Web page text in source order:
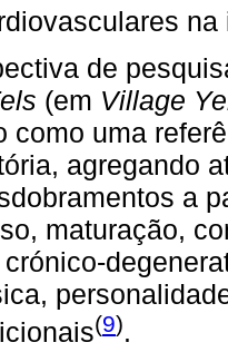
na
de
(em Village
como uma
agregando
a
maturação,
(9).